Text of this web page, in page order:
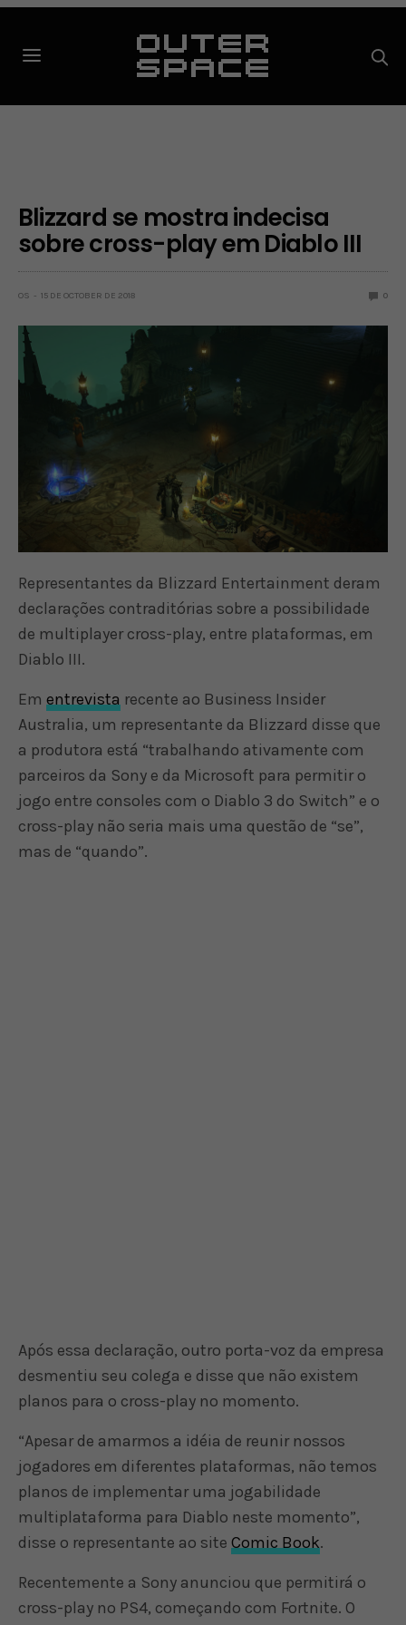
Blizzard se mostra indecisa
sobre cross-play em Diablo III
OS 15 DE OCTOBER DE 2018 0
Representantes da Blizzard Entertainment deram
declarações contraditórias sobre a possibilidade
de multiplayer cross-play, entre plataformas, em
Diablo III.
Ementrevista recente ao Business Insider
Australia, um representante da Blizzard disse que
a produtora está “trabalhando ativamente com
parceiros da Sony e da Microsoft para permitir o
jogo entre consoles com o Diablo 3 do Switch” e o
cross-play não seria mais uma questão de “se”,
mas de “quando”.
Após essa declaração, outro porta-voz da empresa
desmentiu seu colega e disse que não existem
planos para o cross-play no momento.
“Apesar de amarmos a idéia de reunir nossos
jogadores em diferentes plataformas, não temos
planos de implementar uma jogabilidade
multiplataforma para Diablo neste momento”,
disse o representante ao siteComic Book.
Recentemente a Sony anunciou que permitirá o
cross-play no PS4, começando com Fortnite. O